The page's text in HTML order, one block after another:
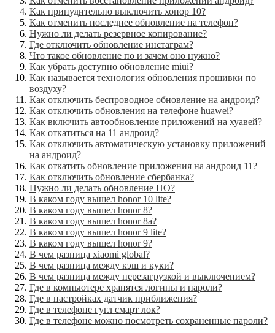
Как принудительно выключить хонор 10?
Как отменить последнее обновление на телефон?
Нужно ли делать резервное копирование?
Где отключить обновление инстаграм?
Что такое обновление по и зачем оно нужно?
Как убрать доступно обновление miui?
Как называется технология обновления прошивки по
воздуху?
Как отключить беспроводное обновление на андроид?
Как отключить обновления на телефоне huawei?
Как включить автообновление приложений на хуавей?
Как откатиться на 11 андроид?
Как отключить автоматическую установку приложений
на андроид?
Как откатить обновление приложения на андроид 11?
Как отключить обновление сбербанка?
Нужно ли делать обновление ПО?
В каком году вышел honor 10 lite?
В каком году вышел honor 8?
В каком году вышел honor 8a?
В каком году вышел honor 9 lite?
В каком году вышел honor 9?
В чем разница xiaomi global?
В чем разница между кэш и куки?
В чем разница между перезагрузкой и выключением?
Где в компьютере хранятся логины и пароли?
Где в настройках датчик приближения?
Где в телефоне гугл смарт лок?
Где в телефоне можно посмотреть сохраненные пароли?